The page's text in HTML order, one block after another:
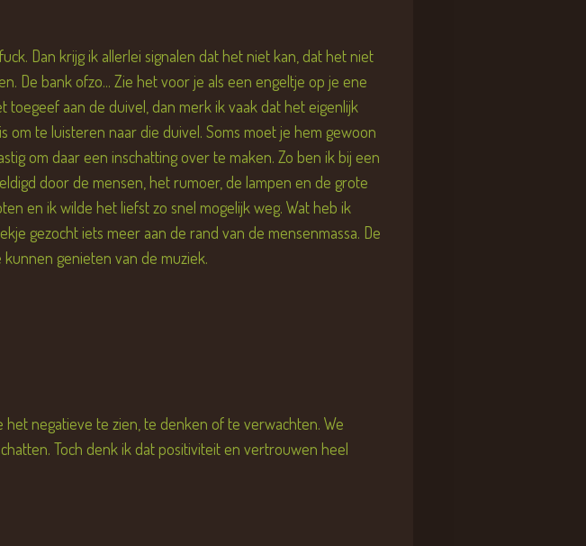
Dan krijg ik allerlei signalen dat het niet kan, dat het niet
De bank ofzo... Zie het voor je als een engeltje op je ene
aan de duivel, dan merk ik vaak dat het eigenlijk
om te luisteren naar die duivel. Soms moet je hem gewoon
om daar een inschatting over te maken. Zo ben ik bij een
door de mensen, het rumoer, de lampen en de grote
en ik wilde het liefst zo snel mogelijk weg. Wat heb ik
gezocht iets meer aan de rand van de mensenmassa. De
genieten van de muziek.
negatieve te zien, te denken of te verwachten. We
Toch denk ik dat positiviteit en vertrouwen heel